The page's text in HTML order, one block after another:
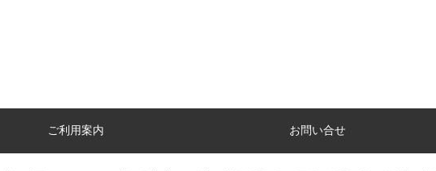
ご利用案内 お問い合せ